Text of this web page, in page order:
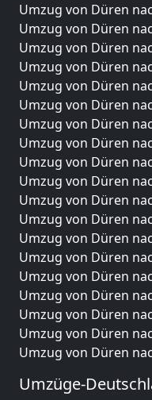
Umzug von Düren
Umzug von Düren
Umzug von Düren
Umzug von Düren
Umzug von Düren
Umzug von Düren
Umzug von Düren
Umzug von Düren
Umzug von Düren
Umzug von Düren
Umzug von Düren
Umzug von Düren
Umzug von Düren
Umzug von Düren
Umzug von Düren
Umzug von Düren
Umzug von Düren
Umzug von Düren
Umzug von Düren
Umzüge-